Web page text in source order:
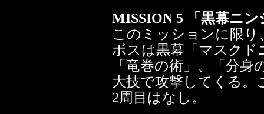
MISSION 5 「黒幕ニ
このミッションに限
ボスは黒幕「マスクド
「竜巻の術」、「分
大技で攻撃してくる
2周目はなし。